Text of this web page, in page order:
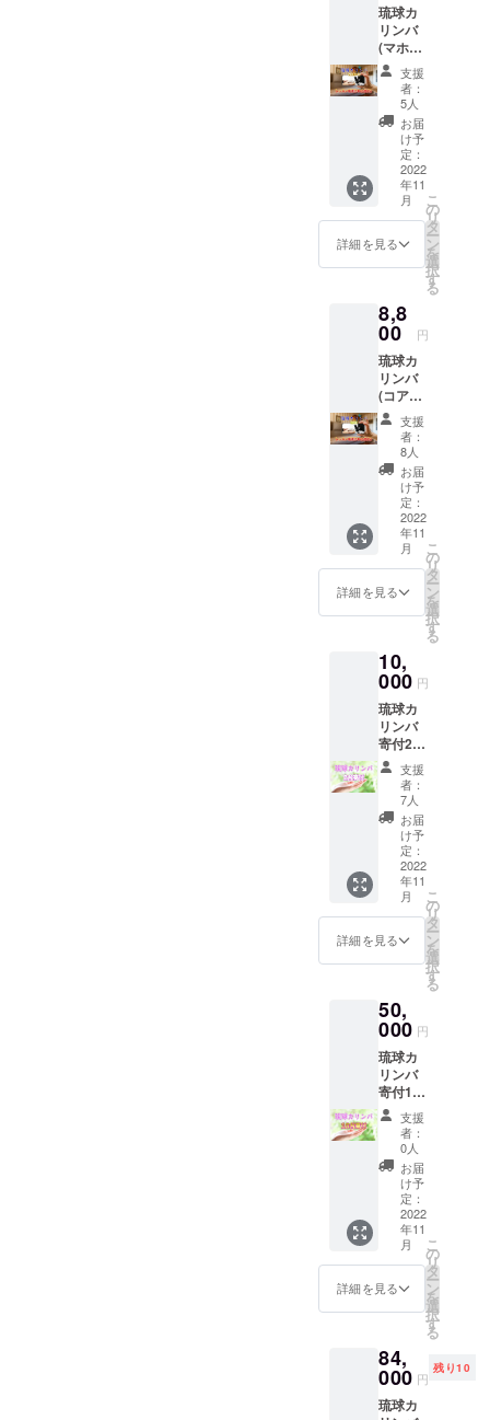
琉球カ
リンバ
(マホガ
ニー)＋
ポジ
ション
シール
＋レッ
スン動
画6曲分
【レッ
スン楽
曲】
てぃん
さぐぬ
花、芭
安里屋
ユン
タ、他3
曲
支援
者：
5人
お届
け予
定：
2022
年11
月
詳細を見る
こ
の
リ
タ
ー
ン
を
選
択
す
る
8,8
00 円
琉球カ
リンバ
(コア材)
＋ポジ
ション
シール
＋レッ
スン動
画6曲分
【レッ
スン楽
曲】
てぃん
さぐぬ
花、芭
蕉布、
ユン
タ、他3
曲
支援
者：
8人
お届
け予
定：
2022
年11
月
詳細を見る
こ
の
リ
タ
ー
ン
を
選
択
す
る
10,
000 円
琉球カ
リンバ
寄付2台
分 寄付
する様
子をYou
tubeで
公開い
たしま
す。そ
の際に
ご希望
のお名
前をク
レジッ
トに掲
て頂き
ます。
(備考欄
にて、
掲載ご
希望の
お名前
をご記
入くだ
さい。)
※寄付先
の指定
はでき
ません
ので予
めご了
承くだ
先】 あ
はごん
保育園
ゆい
支援
者：
7人
お届
け予
定：
2022
年11
月
詳細を見る
こ
の
リ
タ
ー
ン
を
選
択
す
る
50,
000 円
琉球カ
リンバ
寄付10
台分 寄
付する
様子を
You
tubeで
公開い
たしま
す。そ
の際に
ご希望
のお名
前をク
レジッ
載させ
て頂き
ます。
(備考欄
支援
者：
0人
お届
け予
定：
2022
年11
月
詳細を見る
こ
の
リ
タ
ー
ン
を
選
択
す
る
84,
000 円
残り10
琉球カ